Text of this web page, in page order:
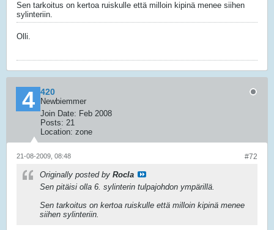
Sen tarkoitus on kertoa ruiskulle että milloin kipinä menee siihen
sylinteriin.
Olli.
420
Newbiemmer
Join Date: Feb 2008
Posts: 21
Location: zone
#72
21-08-2009, 08:48
Originally posted by Rocla
Sen pitäisi olla 6. sylinterin tulpajohdon ympärillä.
Sen tarkoitus on kertoa ruiskulle että milloin kipinä menee
siihen sylinteriin.